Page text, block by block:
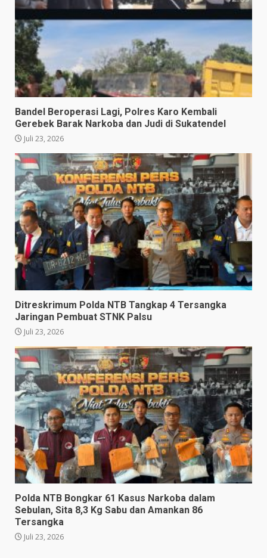
Bandel Beroperasi Lagi, Polres Karo Kembali
Gerebek Barak Narkoba dan Judi di Sukatendel
Juli 23, 2026
Ditreskrimum Polda NTB Tangkap 4 Tersangka
Jaringan Pembuat STNK Palsu
Juli 23, 2026
Polda NTB Bongkar 61 Kasus Narkoba dalam
Sebulan, Sita 8,3 Kg Sabu dan Amankan 86
Tersangka
Juli 23, 2026